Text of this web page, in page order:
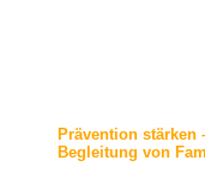
Prävention stärken
Begleitung von